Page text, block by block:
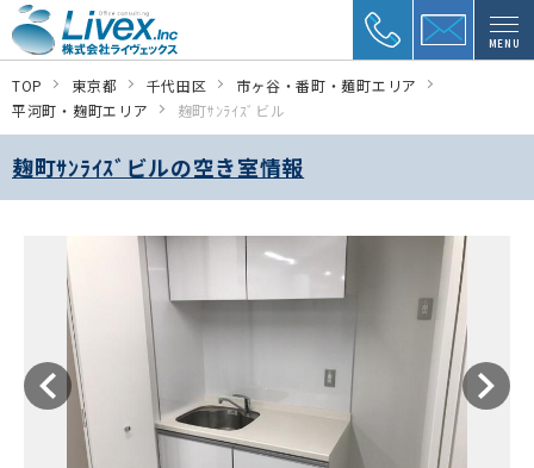
MENU
TOP 東京都 千代田区
市ヶ谷・番町・麺町エリア
平河町・麹町エリア
麹町ｻﾝﾗｲｽﾞビル
麹町ｻﾝﾗｲｽﾞビルの空き室情報